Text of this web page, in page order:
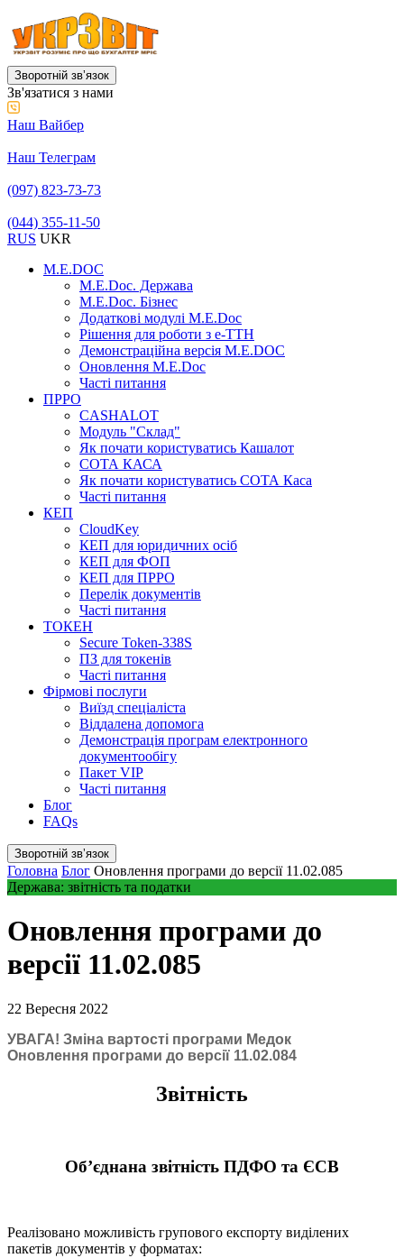
Зворотній звʼязок
Зв'язатися з нами
Наш Вайбер
Наш Телеграм
(097) 823-73-73
(044) 355-11-50
RUS UKR
M.E.DOC
M.E.Doc. Держава
M.E.Doc. Бізнес
Додаткові модулі M.E.Doc
Рішення для роботи з е-ТТН
Демонстраційна версія M.E.DOC
Оновлення M.E.Doc
Часті питання
ПРРО
CASHALOT
Модуль "Склад"
Як почати користуватись Кашалот
СОТА КАСА
Як почати користуватись СОТА Каса
Часті питання
КЕП
CloudKey
КЕП для юридичних осіб
КЕП для ФОП
КЕП для ПРРО
Перелік документів
Часті питання
ТОКЕН
Secure Token-338S
ПЗ для токенів
Часті питання
Фірмові послуги
Виїзд спеціаліста
Віддалена допомога
Демонстрація програм електронного
документообігу
Пакет VIP
Часті питання
Блог
FAQs
Зворотній звʼязок
Головна Блог Оновлення програми до версії 11.02.085
Держава: звітність та податки
Оновлення програми до
версії 11.02.085
22 Вересня 2022
УВАГА! Зміна вартості програми Медок
Оновлення програми до версії 11.02.084
Звітність
Об’єднана звітність ПДФО та ЄСВ
Реалізовано можливість групового експорту виділених
пакетів документів у форматах: